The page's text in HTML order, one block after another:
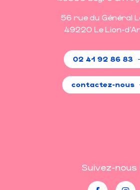
56 rue du Général
49220 Le Lion-
02 41 92 86 83
contactez-nous
Suivez-nous